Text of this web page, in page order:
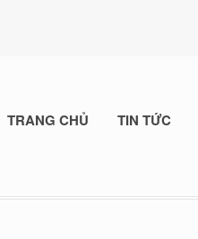
TRANG CHỦ TIN TỨC